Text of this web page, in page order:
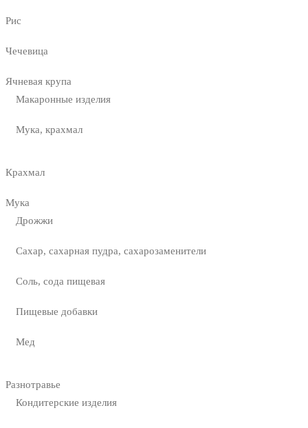
Рис
Чечевица
Ячневая крупа
Макаронные изделия
Мука, крахмал
Крахмал
Мука
Дрожжи
Сахар, сахарная пудра, сахарозаменители
Соль, сода пищевая
Пищевые добавки
Мед
Разнотравье
Кондитерские изделия